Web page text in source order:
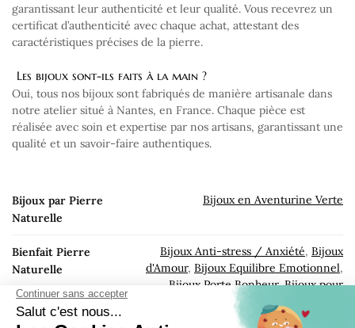
garantissant leur authenticité et leur qualité. Vous recevrez un
certificat d’authenticité avec chaque achat, attestant des
caractéristiques précises de la pierre.
Les bijoux sont-ils faits à la main ?
Oui, tous nos bijoux sont fabriqués de manière artisanale dans
notre atelier situé à Nantes, en France. Chaque pièce est
réalisée avec soin et expertise par nos artisans, garantissant une
qualité et un savoir-faire authentiques.
Bijoux par Pierre
Naturelle
Bijoux en Aventurine Verte
Bienfait Pierre
Naturelle
Bijoux Anti-stress / Anxiété, Bijoux
d'Amour, Bijoux Equilibre Emotionnel,
Bijoux Porte Bonheur,Bijoux pour
l'Abondance / Richesse
Protection contre les énergies négatives